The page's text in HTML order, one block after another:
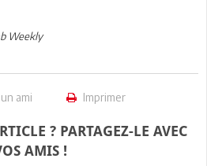
Weekly
ami Imprimer
? PARTAGEZ-LE AVEC
AMIS !